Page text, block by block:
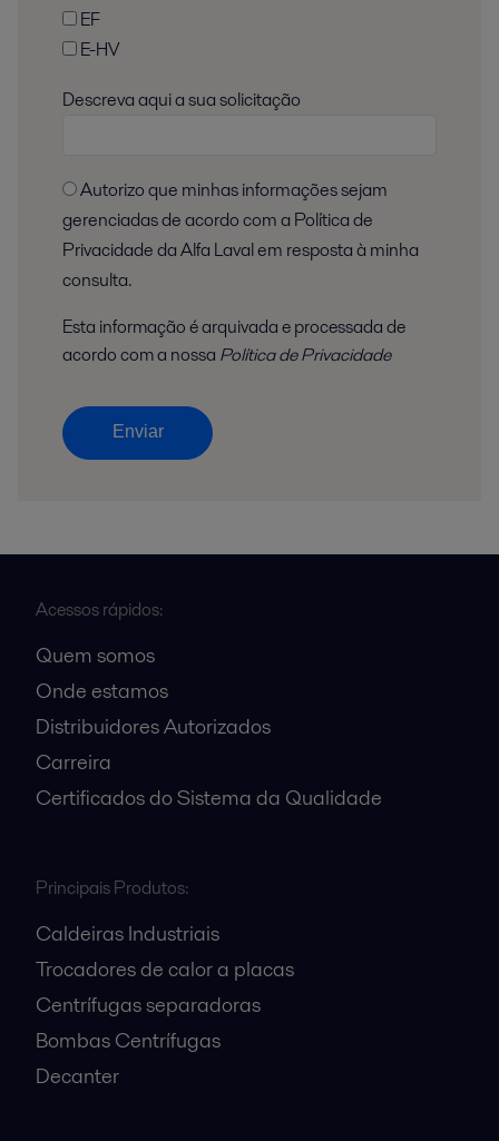
EF
E-HV
Descreva aqui a sua solicitação
gerenciadas de acordo com a Política de
Privacidade da Alfa Laval em resposta à minha
consulta.
Esta informação é arquivada e processada de
acordo com a nossa Política de Privacidade
Enviar
Acessos rápidos:
Quem somos
Onde estamos
Distribuidores Autorizados
Carreira
Certificados do Sistema da Qualidade
Principais Produtos:
Caldeiras Industriais
Trocadores de calor a placas
Centrífugas separadoras
Bombas Centrífugas
Decanter